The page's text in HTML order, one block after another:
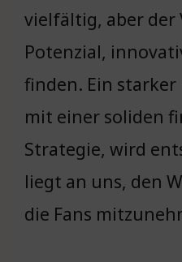
vielfältig, aber der
Potenzial,
finden. Ein
mit einer soliden
Strategie, wird
liegt an uns, den
die Fans